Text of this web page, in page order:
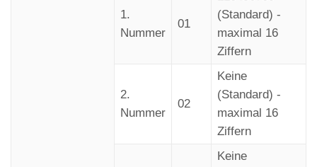
[WRITE]>
[0]-CH2-
Modus
[1]-CH3-
Modus
1.
Nummer
01
(Standard) -
maximal 16
Ziffern
2.
Nummer
02
Keine
(Standard) -
maximal 16
Ziffern
Keine